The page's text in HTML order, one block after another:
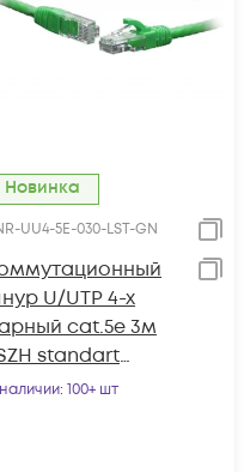
Новинка
UU4-5E-030-LST-GN
U/UTP 4-х
cat.5e 3м
standart
: 100+ шт